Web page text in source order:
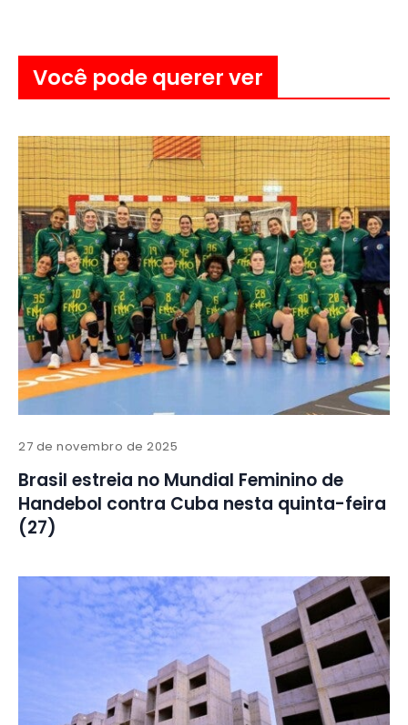
Você pode querer ver
27 de novembro de 2025
Brasil estreia no Mundial Feminino de
Handebol contra Cuba nesta quinta-feira
(27)